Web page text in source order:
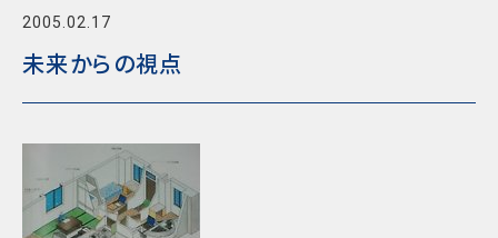
2005.02.17
未来からの視点